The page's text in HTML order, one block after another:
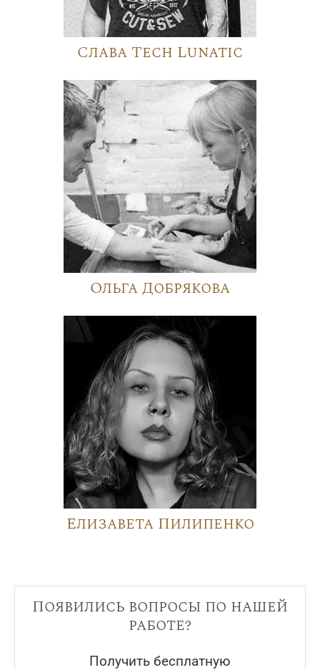
Слава Tech Lunatic
Ольга Добрякова
Елизавета Пилипенко
Появились вопросы по нашей
работе?
Получить бесплатную